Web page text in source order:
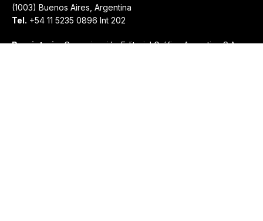
(1003) Buenos Aires, Argentina
Tel. +54 11 5235 0896 Int 202
Propietario:Comunicación Editorial Gráfica Argentina S.A.